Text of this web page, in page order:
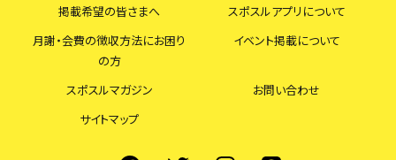
掲載希望の皆さまへ
スポスルアプリについて
月謝・会費の徴収方法にお困り
の方
イベント掲載について
スポスルマガジン
お問い合わせ
サイトマップ